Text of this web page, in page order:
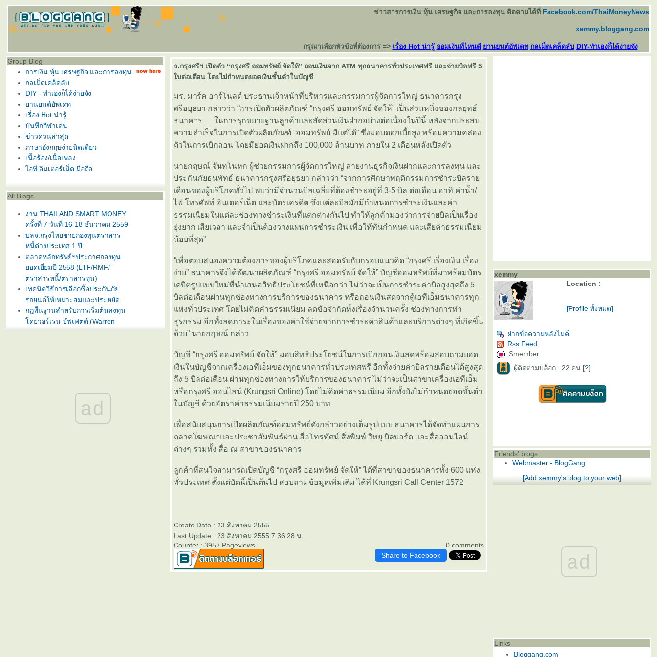
ข่าวสารการเงิน หุ้น เศรษฐกิจ และการลงทุน ติดตามได้ที่ Facebook.com/ThaiMoneyNews
xemmy.bloggang.com
กรุณาเลือกหัวข้อที่ต้องการ => เรื่อง Hot น่ารู้ ออมเงินที่ไหนดี านยนต์อัพเดท กลเม็ดเคล็ดลับ DIY-ทำเองก็ได้ง่ายจัง
Group Blog
การเงิน หุ้น เศรษฐกิจ และการลงทุน
กลเม็ดเคล็ดลับ
DIY - ทำเองก็ได้ง่ายจัง
านยนต์อัพเดท
เรื่อง Hot น่ารู้
บันทึกกีฬาเด่น
ข่าวด่วนล่าสุด
ภาษาอังกฤษง่ายนิดเดียว
เนื้อร้อง/เนื้อเพลง
ไอที อินเตอร์เน็ต มือถือ
All Blogs
งาน THAILAND SMART MONEY
ครั้งที่ 7 วันที่ 16-18 ธันวาคม 2559
บลจ.กรุงไทยขายกองทุนตราสาร
หนี้ต่างประเทศ 1 ปี
ตลาดหลักทรัพย์ฯประกาศกองทุน
อดเยี่ยมปี 2558 (LTF/RMF/
ตราสารหนี้/ตราสารทุน)
เทคนิควิธีการเลือกซื้อประกันภั
รถยนต์ให้เหมาะสมและประหยัด
กฎพื้นฐานสำหรับการเริ่มต้นลงทุน
ดยวอร์เรน บัฟเฟตต์ (Warren
ดอกเบี้ยสูง 3% ต่อปี
บลจ. ทิสโก้ เปิดเสนอขาย “กองทุน
เปิด ทิสโก้ เจแปน อิควิตี้ ทริกเกอร์
8% #2” วันที่ 2- 9 ม.ค. 2557
ad
ธ.กรุงศรีฯ เปิดตัว “กรุงศรี ออมทรัพย์ จัดให้” ถอนเงินจาก ATM ทุกธนาคารทั่วประเทศฟรี และจ่ายบิลฟรี 5
บต่อเดือน โดยไม่กำหนดยอดเงินขั้นต่ำในบัญชี
มร. มาร์ค อาร์โนลด์ ประธานเจ้าหน้าที่บริหารและกรรมการผู้จัดการใหญ่ ธนาคารกรุง
ศรีอยุธยา กล่าวว่า “การเปิดตัวผลิตภัณฑ์ “กรุงศรี ออมทรัพย์ จัดให้” เป็นส่วนหนึ่งของกลยุทธ์
ธนาคาร ในการรุกขยายฐานลูกค้าและสัดส่วนเงินฝากอย่างต่อเนื่องในปีนี้ หลังจากประสบ
ความสำเร็จในการเปิดตัวผลิตภัณฑ์ “ออมทรัพย์ มีแต่ได้” ซึ่งมอบดอกเบี้ยสูง พร้อมความคล่อง
ตัวในการเบิกถอน โดยมียอดเงินฝากถึง 100,000 ล้านบาท ภายใน 2 เดือนหลังเปิดตัว
นายกฤษณ์ จันทโนทก ผู้ช่วยกรรมการผู้จัดการใหญ่ สายงานธุรกิจเงินฝากและการลงทุน และ
ประกันภัยธนพัทธ์ ธนาคารกรุงศรีอยุธยา กล่าวว่า “จากการศึกษาพฤติกรรมการชำระบิลรา
เดือนของผู้บริโภคทั่วไป พบว่ามีจำนวนบิลเฉลี่ยที่ต้องชำระอยู่ที่ 3-5 บิล ต่อเดือน อาทิ ค่าน้ำ/
ไฟ โทรศัพท์ อินเตอร์เน็ต และบัตรเครดิต ซึ่งแต่ละบิลมักมีกำหนดการชำระเงินและค่า
ธรรมเนียมในแต่ละช่องทางชำระเงินที่แตกต่างกันไป ทำให้ลูกค้ามองว่าการจ่ายบิลเป็นเรื่อง
ุ่งยาก เสียเวลา และจำเป็นต้องวางแผนการชำระเงิน เพื่อให้ทันกำหนด และเสียค่าธรรมเนียม
น้อยที่สุด”
“เพื่อตอบสนองความต้องการของผู้บริโภคและสอดรับกับกรอบแนวคิด “กรุงศรี เรื่องเงิน เรื่อง
ง่าย” ธนาคารจึงได้พัฒนาผลิตภัณฑ์ “กรุงศรี ออมทรัพย์ จัดให้” บัญชีออมทรัพย์ที่มาพร้อมบัตร
เดบิตรูปแบบใหม่ที่นำเสนอสิทธิประโยชน์ที่เหนือกว่า ไม่ว่าจะเป็นการชำระค่าบิลสูงสุดถึง 5
บิลต่อเดือนผ่านทุกช่องทางการบริการของธนาคาร หรือถอนเงินสดจากตู้เอทีเอ็มธนาคารทุก
ห่งทั่วประเทศ โดยไม่คิดค่าธรรมเนียม ลดข้อจำกัดทั้งเรื่องจำนวนครั้ง ช่องทางการทำ
ธุรกรรม อีกทั้งลดภาระในเรื่องของค่าใช้จ่ายจากการชำระค่าสินค้าและบริการต่างๆ ที่เกิดขึ้น
ด้วย” นายกฤษณ์ กล่าว
บัญชี “กรุงศรี ออมทรัพย์ จัดให้” มอบสิทธิประโยชน์ในการเบิกถอนเงินสดพร้อมสอบถามยอด
เงินในบัญชีจากเครื่องเอทีเอ็มของทุกธนาคารทั่วประเทศฟรี อีกทั้งจ่ายค่าบิลรายเดือนได้สูงสุด
ถึง 5 บิลต่อเดือน ผ่านทุกช่องทางการให้บริการของธนาคาร ไม่ว่าจะเป็นสาขาเครื่องเอทีเอ็ม
หรือกรุงศรี ออนไลน์ (Krungsri Online) โดยไม่คิดค่าธรรมเนียม อีกทั้งยังไม่กำหนดยอดขั้นต่ำ
นบัญชี ด้วยอัตราค่าธรรมเนียมรายปี 250 บาท
เพื่อสนับสนุนการเปิดผลิตภัณฑ์ออมทรัพย์ดังกล่าวอย่างเต็มรูปแบบ ธนาคารได้จัดทำแผนการ
ตลาดโฆษณาและประชาสัมพันธ์ผ่าน สื่อโทรทัศน์ สิ่งพิมพ์ วิทยุ บิลบอร์ด และสื่อออนไลน์
ต่างๆ รวมทั้ง สื่อ ณ สาขาของธนาคาร
ลูกค้าที่สนใจสามารถเปิดบัญชี “กรุงศรี ออมทรัพย์ จัดให้” ได้ที่สาขาของธนาคารทั้ง 600 แห่ง
ทั่วประเทศ ตั้งแต่บัดนี้เป็นต้นไป สอบถามข้อมูลเพิ่มเติม ได้ที่ Krungsri Call Center 1572
Create Date : 23 สิงหาคม 2555
Last Update : 23 สิงหาคม 2555 7:36:28 น.
0 comments
Counter : 3957 Pageviews.
Share to Facebook
xemmy
Location :
[Profile ทั้งหมด]
ฝากข้อความหลังไมค์
Rss Feed
Smember
ผู้ติดตามบล็อก : 22 คน [?]
Friends' blogs
Webmaster - BlogGang
[Add xemmy's blog to your web]
ad
Links
Bloggang.com